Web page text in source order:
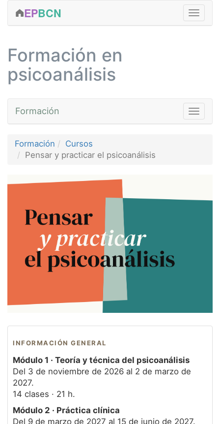
EPBCN
CLÍNICA
ACTIVIDADES
SERVICIOS
CONTACTAR
Formación en
psicoanálisis
Toggle
Formación
Fundamentos
Talleres
Equipo
Curso «Pensar y
Formación
Cursos
Pensar y practicar el psicoanálisis
INFORMACIÓN GENERAL
Módulo 1 · Teoría y técnica del psicoanálisis
Del 3 de noviembre de 2026 al 2 de marzo de
2027.
14 clases · 21 h.
Módulo 2 · Práctica clínica
Del 9 de marzo de 2027 al 15 de junio de 2027.